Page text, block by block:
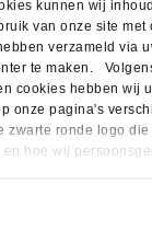
kunnen wij
van onze site
verzameld
te maken.
cookies hebben
onze pagina's
ronde logo
hoe wij